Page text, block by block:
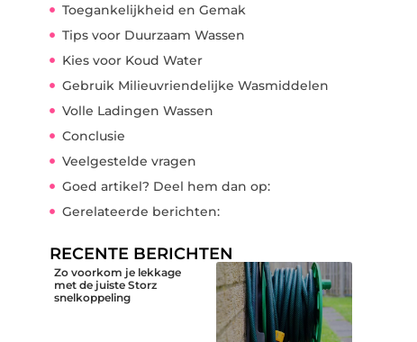
Toegankelijkheid en Gemak
Tips voor Duurzaam Wassen
Kies voor Koud Water
Gebruik Milieuvriendelijke Wasmiddelen
Volle Ladingen Wassen
Conclusie
Veelgestelde vragen
Goed artikel? Deel hem dan op:
Gerelateerde berichten:
RECENTE BERICHTEN
Zo voorkom je lekkage
met de juiste Storz
snelkoppeling